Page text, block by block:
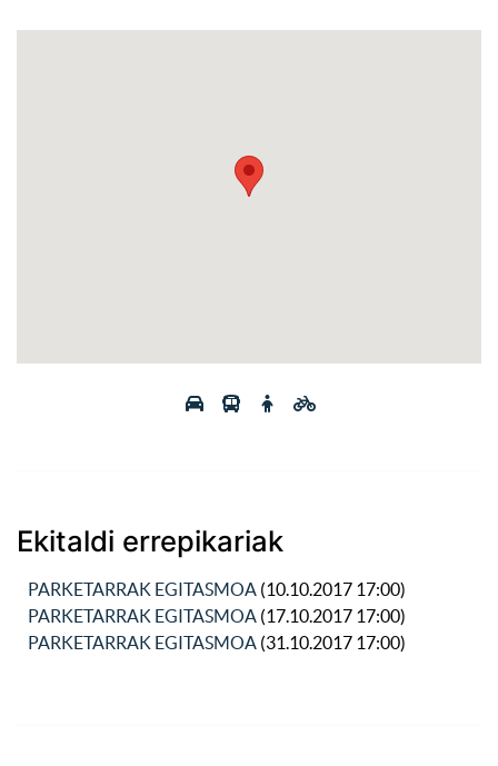
Ekitaldi errepikariak
PARKETARRAK EGITASMOA (10.10.2017 17:00)
PARKETARRAK EGITASMOA (17.10.2017 17:00)
PARKETARRAK EGITASMOA (31.10.2017 17:00)